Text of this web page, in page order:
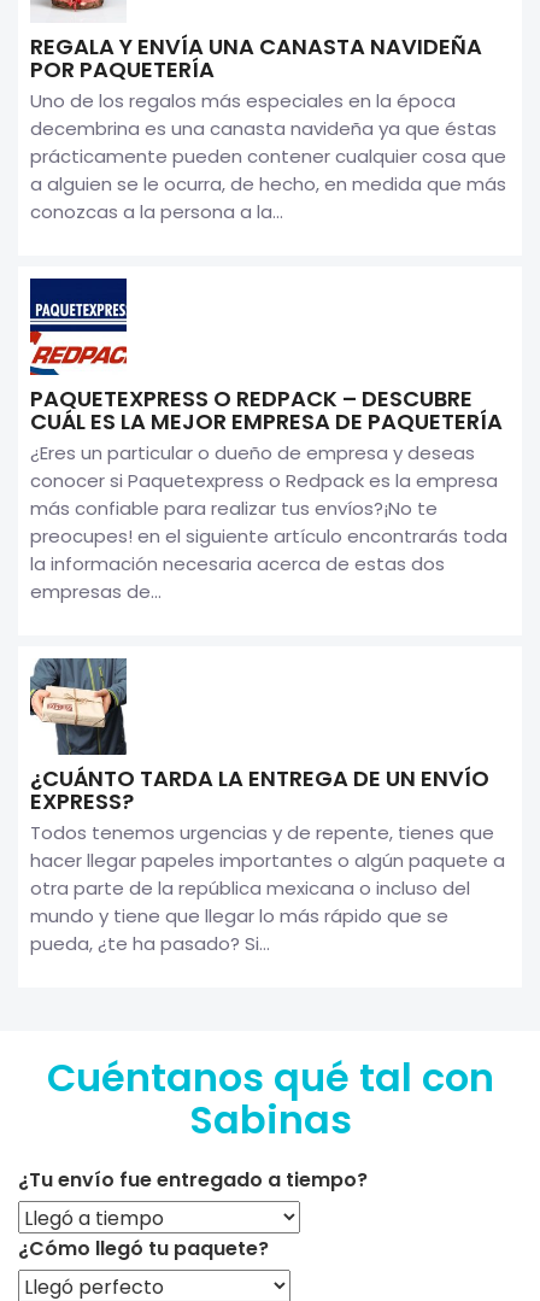
REGALA Y ENVÍA UNA CANASTA NAVIDEÑA
POR PAQUETERÍA
Uno de los regalos más especiales en la época
decembrina es una canasta navideña ya que éstas
prácticamente pueden contener cualquier cosa que
a alguien se le ocurra, de hecho, en medida que más
conozcas a la persona a la...
PAQUETEXPRESS O REDPACK – DESCUBRE
CUÁL ES LA MEJOR EMPRESA DE PAQUETERÍA
¿Eres un particular o dueño de empresa y deseas
conocer si Paquetexpress o Redpack es la empresa
más confiable para realizar tus envíos?¡No te
preocupes! en el siguiente artículo encontrarás toda
la información necesaria acerca de estas dos
empresas de...
¿CUÁNTO TARDA LA ENTREGA DE UN ENVÍO
EXPRESS?
Todos tenemos urgencias y de repente, tienes que
hacer llegar papeles importantes o algún paquete a
otra parte de la república mexicana o incluso del
mundo y tiene que llegar lo más rápido que se
pueda, ¿te ha pasado? Si...
Cuéntanos qué tal con
Sabinas
¿Tu envío fue entregado a tiempo?
¿Cómo llegó tu paquete?